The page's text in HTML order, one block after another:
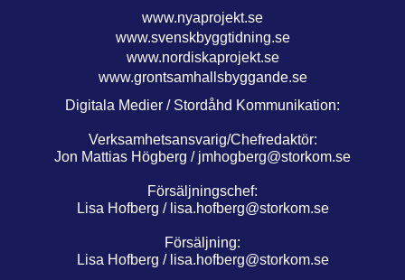
www.nyaprojekt.se
www.svenskbyggtidning.se
www.nordiskaprojekt.se
www.grontsamhallsbyggande.se
Digitala Medier / Stordåhd Kommunikation:
Verksamhetsansvarig/Chefredaktör:
Jon Mattias Högberg / jmhogberg@storkom.se
Försäljningschef:
Lisa Hofberg / lisa.hofberg@storkom.se
Försäljning:
Lisa Hofberg / lisa.hofberg@storkom.se